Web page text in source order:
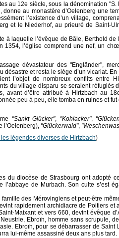
au 12e siècle, sous la dénomination "S.
au monastère d’Oelenberg une
l’existence d’un village,
et le Niederhof, au prieuré de Saint-
à laquelle l’évêque de Bâle, Berthold de
1354, l’église comprend une nef, un
dévastateur des "Engländer",
désastre et resta le siège d’un vicariat. En
l’objet de nombreux conflits entre
du village disparu se seraient réfugiés
avant d’être attribué à Hirtzbach au
peu à peu, elle tomba en ruines et fut
"Sankt Glücker", "Kohlacker",
l’Oelenberg), "Glückerwald",
légendes diverses de Hirtzbach)
du diocèse de Strasbourg ont adopté ce
de Murbach. Son culte s’est
des Mérovingiens et peut-être
rapidement archidiacre de Poitiers et
Maixant et vers 660, devint évêque
Ebroïn, homme sans scrupule,
Ebroïn, pour se débarrasser de Saint
lui-même assassiné deux ans plus tard.